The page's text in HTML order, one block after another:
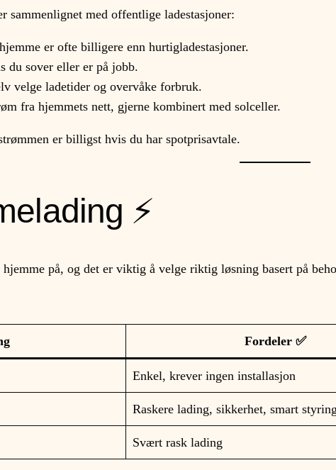
sammenlignet med offentlige ladestasjoner:
er ofte billigere enn hurtigladestasjoner.
du sover eller er på jobb.
velge ladetider og overvåke forbruk.
fra hjemmets nett, gjerne kombinert med solceller.
er billigst hvis du har spotprisavtale.
⚡
på, og det er viktig å velge riktig løsning basert på
Fordeler ✅
Enkel, krever ingen installasjon
Raskere lading, sikkerhet, smart styring
Svært rask lading